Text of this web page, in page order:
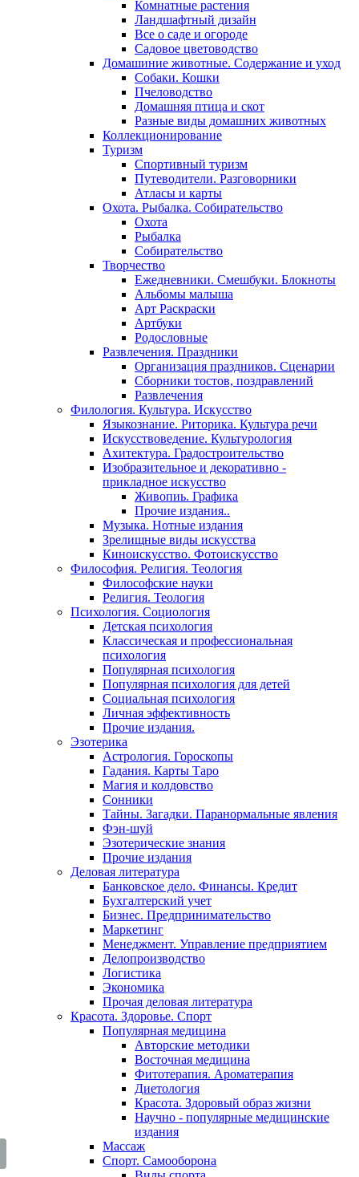
Комнатные растения
Ландшафтный дизайн
Все о саде и огороде
Садовое цветоводство
Домашиние животные. Содержание и уход
Собаки. Кошки
Пчеловодство
Домашняя птица и скот
Разные виды домашних животных
Коллекционирование
Туризм
Спортивный туризм
Путеводители. Разговорники
Атласы и карты
Охота. Рыбалка. Собирательство
Охота
Рыбалка
Собирательство
Творчество
Ежедневники. Смешбуки. Блокноты
Альбомы малыша
Арт Раскраски
Артбуки
Родословные
Развлечения. Праздники
Организация праздников. Сценарии
Сборники тостов, поздравлений
Развлечения
Филология. Культура. Искусство
Языкознание. Риторика. Культура речи
Искусствоведение. Культурология
Ахитектура. Градостроительство
Изобразительное и декоративно -
прикладное искусство
Живопиь. Графика
Прочие издания..
Музыка. Нотные издания
Зрелищные виды искусства
Киноискусство. Фотоискусство
Философия. Религия. Теология
Философские науки
Религия. Теология
Психология. Социология
Детская психология
Классическая и профессиональная
психология
Популярная психология
Популярная психология для детей
Социальная психология
Личная эффективность
Прочие издания.
Эзотерика
Астрология. Гороскопы
Гадания. Карты Таро
Магия и колдовство
Сонники
Тайны. Загадки. Паранормальные явления
Фэн-шуй
Эзотерические знания
Прочие издания
Деловая литература
Банковское дело. Финансы. Кредит
Бухгалтерский учет
Бизнес. Предпринимательство
Маркетинг
Менеджмент. Управление предприятием
Делопроизводство
Логистика
Экономика
Прочая деловая литература
Красота. Здоровье. Спорт
Популярная медицина
Авторские методики
Восточная медицина
Фитотерапия. Ароматерапия
Диетология
Красота. Здоровый образ жизни
Научно - популярные медицинские
издания
Массаж
Спорт. Самооборона